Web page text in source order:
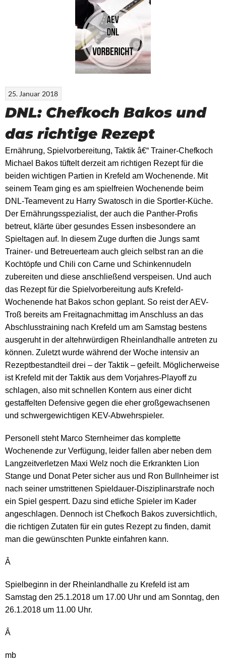
25. Januar 2018
DNL: Chefkoch Bakos und
das richtige Rezept
Ernährung, Spielvorbereitung, Taktik â€“ Trainer-Chefkoch
Michael Bakos tüftelt derzeit am richtigen Rezept für die
beiden wichtigen Partien in Krefeld am Wochenende. Mit
seinem Team ging es am spielfreien Wochenende beim
DNL-Teamevent zu Harry Swatosch in die Sportler-Küche.
Der Ernährungsspezialist, der auch die Panther-Profis
betreut, klärte über gesundes Essen insbesondere an
Spieltagen auf. In diesem Zuge durften die Jungs samt
Trainer- und Betreuerteam auch gleich selbst ran an die
Kochtöpfe und Chili con Carne und Schinkennudeln
zubereiten und diese anschließend verspeisen. Und auch
das Rezept für die Spielvorbereitung aufs Krefeld-
Wochenende hat Bakos schon geplant. So reist der AEV-
Troß bereits am Freitagnachmittag im Anschluss an das
Abschlusstraining nach Krefeld um am Samstag bestens
ausgeruht in der altehrwürdigen Rheinlandhalle antreten zu
können. Zuletzt wurde während der Woche intensiv an
Rezeptbestandteil drei – der Taktik – gefeilt. Möglicherweise
ist Krefeld mit der Taktik aus dem Vorjahres-Playoff zu
schlagen, also mit schnellen Kontern aus einer dicht
gestaffelten Defensive gegen die eher großgewachsenen
und schwergewichtigen KEV-Abwehrspieler.
Personell steht Marco Sternheimer das komplette
Wochenende zur Verfügung, leider fallen aber neben dem
Langzeitverletzen Maxi Welz noch die Erkrankten Lion
Stange und Donat Peter sicher aus und Ron Bullnheimer ist
nach seiner umstrittenen Spieldauer-Disziplinarstrafe noch
ein Spiel gesperrt. Dazu sind etliche Spieler im Kader
angeschlagen. Dennoch ist Chefkoch Bakos zuversichtlich,
die richtigen Zutaten für ein gutes Rezept zu finden, damit
man die gewünschten Punkte einfahren kann.
Â
Spielbeginn in der Rheinlandhalle zu Krefeld ist am
Samstag den 25.1.2018 um 17.00 Uhr und am Sonntag, den
26.1.2018 um 11.00 Uhr.
Â
mb